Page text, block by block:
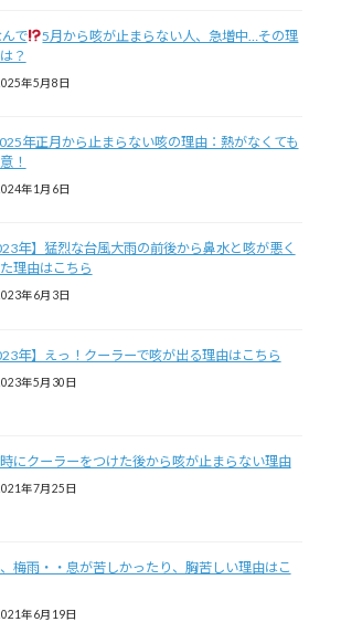
で
5月から咳が止まらない人、急増中…その理
？
年5月8日
年正月から止まらない咳の理由：熱がなくても
！
年1月6日
年】猛烈な台風大雨の前後から鼻水と咳が悪く
理由はこちら
年6月3日
年】えっ！クーラーで咳が出る理由はこちら
年5月30日
にクーラーをつけた後から咳が止まらない理由
年7月25日
梅雨・・息が苦しかったり、胸苦しい理由はこ
年6月19日